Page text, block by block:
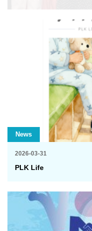
News
2026-03-31
PLK Life